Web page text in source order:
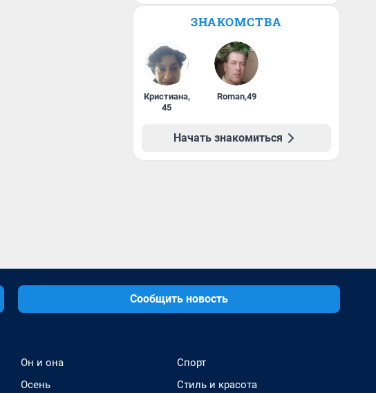
ЗНАКОМСТВА
Кристиана,
45
Roman,49
Начать знакомиться
Сообщить новость
Он и она
Осень
Спорт
Стиль и красота